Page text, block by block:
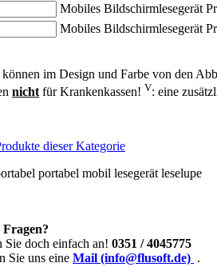
Mobiles Bildschirmlesegerät
Mobiles Bildschirmlesegerät
im Design und Farbe von den
nicht für Krankenkassen! V: eine
dieser Kategorie
portabel mobil lesegerät leselupe
Fragen?
Sie doch einfach an! 0351 / 4045775
Sie uns eine Mail (info@flusoft.de) .